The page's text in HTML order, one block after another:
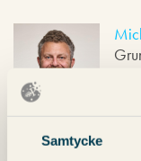
Samtycke